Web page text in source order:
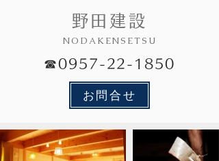
野田建設
NODAKENSETSU
☎0957-22-1850
お問合せ